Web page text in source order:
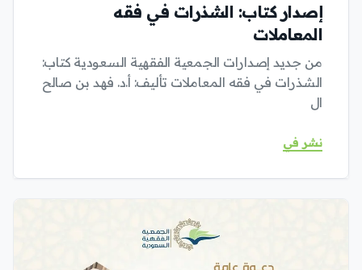
إصدار كتاب: الشذرات في فقه
المعاملات
من جديد إصدارات الجمعية الفقهية السعودية كتاب:
الشذرات في فقه المعاملات تأليف: أ.د. فهد بن صالح
ال
نشر في